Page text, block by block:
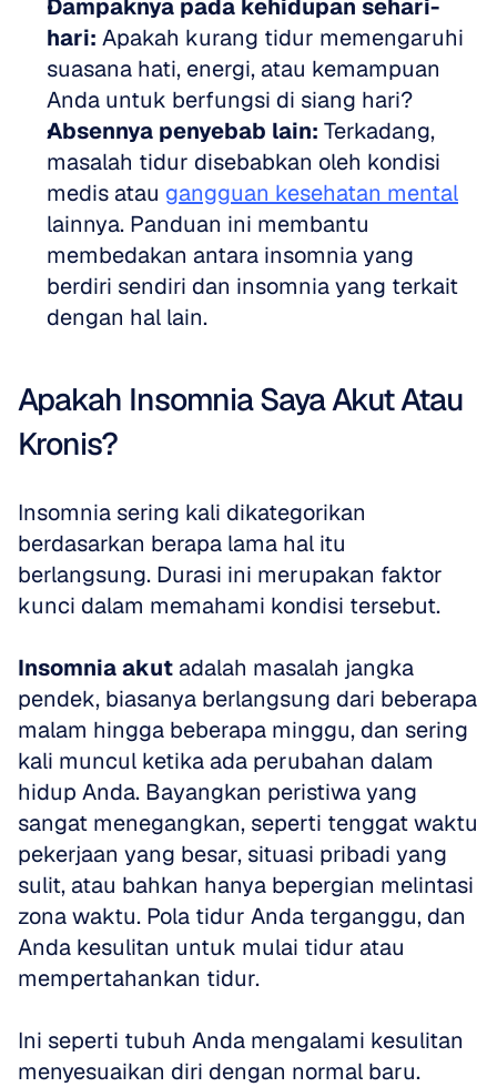
Dampaknya pada kehidupan sehari-
hari: Apakah kurang tidur memengaruhi
suasana hati, energi, atau kemampuan
Anda untuk berfungsi di siang hari?
Absennya penyebab lain: Terkadang,
masalah tidur disebabkan oleh kondisi
medis atau gangguan kesehatan mental
lainnya. Panduan ini membantu
membedakan antara insomnia yang
berdiri sendiri dan insomnia yang terkait
dengan hal lain.
Apakah Insomnia Saya Akut Atau
Kronis?
Insomnia sering kali dikategorikan
berdasarkan berapa lama hal itu
berlangsung. Durasi ini merupakan faktor
kunci dalam memahami kondisi tersebut.
Insomnia akut adalah masalah jangka
pendek, biasanya berlangsung dari beberapa
malam hingga beberapa minggu, dan sering
kali muncul ketika ada perubahan dalam
hidup Anda. Bayangkan peristiwa yang
sangat menegangkan, seperti tenggat waktu
pekerjaan yang besar, situasi pribadi yang
sulit, atau bahkan hanya bepergian melintasi
zona waktu. Pola tidur Anda terganggu, dan
Anda kesulitan untuk mulai tidur atau
mempertahankan tidur.
Ini seperti tubuh Anda mengalami kesulitan
menyesuaikan diri dengan normal baru.